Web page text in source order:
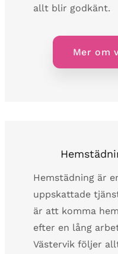
allt blir godkänt.
Mer om
Hemstädning är
uppskattade
är att komma
efter en lång
Västervik följer